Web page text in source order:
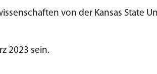
von der Kansas State
2023 sein.